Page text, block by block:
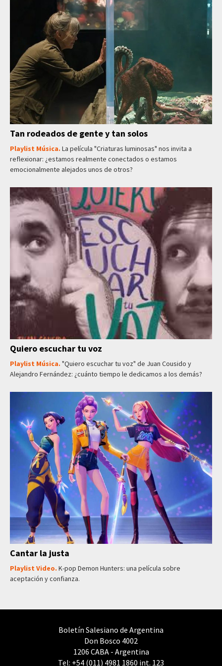
Tan rodeados de gente y tan solos
Playlist Música. La película "Criaturas luminosas" nos invita a
reflexionar: ¿estamos realmente conectados o estamos
emocionalmente alejados unos de otros?
Quiero escuchar tu voz
Playlist Música. "Quiero escuchar tu voz" de Juan Cousido y
Alejandro Fernández: ¿cuánto tiempo le dedicamos a los demás?
Cantar la justa
Playlist Video. K-pop Demon Hunters: una película sobre
aceptación y confianza.
Boletín Salesiano de Argentina
Don Bosco 4002
1206 CABA - Argentina
Tel: +54 (011) 4981 1860 int. 123